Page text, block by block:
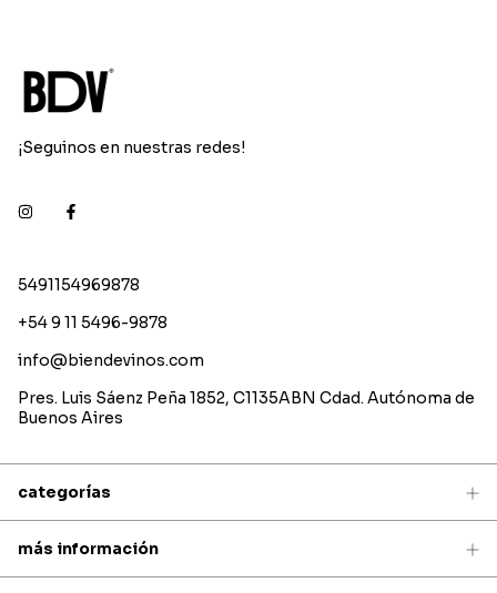
¡Seguinos en nuestras redes!
5491154969878
+54 9 11 5496-9878
info@biendevinos.com
Pres. Luis Sáenz Peña 1852, C1135ABN Cdad. Autónoma de
Buenos Aires
categorías
más información